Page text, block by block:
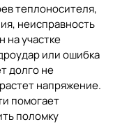
теплоносителя,
неисправность
на участке
или ошибка
долго не
напряжение.
помогает
поломку